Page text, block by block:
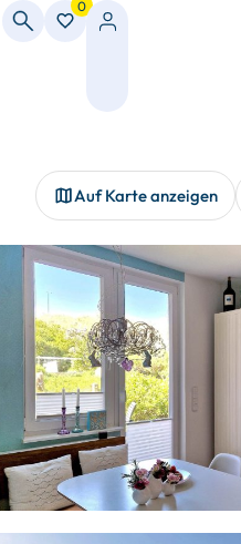
0
Auf Karte anzeigen